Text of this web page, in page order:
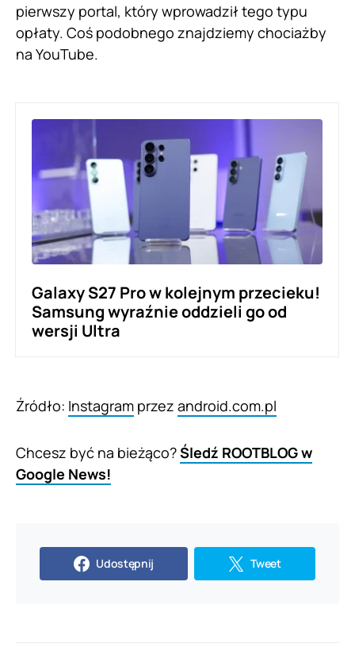
pierwszy portal, który wprowadził tego typu
opłaty. Coś podobnego znajdziemy chociażby
na YouTube.
Galaxy S27 Pro w kolejnym przecieku!
Samsung wyraźnie oddzieli go od
wersji Ultra
Źródło: Instagram przez android.com.pl
Chcesz być na bieżąco?Śledź ROOTBLOG w
Google News!
Udostępnij Tweet